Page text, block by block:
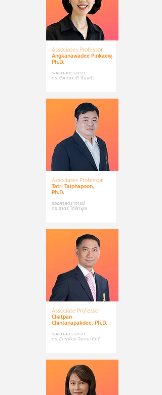
Associates Professor
Angkanawadee Pinkaew,
Ph.D.
รองศาสตราจารย์
ดร.อังคณาวดี ปิ่นแก้ว
Associates Professor
Tatri Taiphapoon,
Ph.D.
รองศาสตราจารย์
ดร.ธาตรี ใต้ฟ้าพูล
Associate Professor
Chatpan
Chintanapakdee, Ph.D.
รองศาสตราจารย์
ดร.ฉัตรพันธ์ จินตนาภักดี